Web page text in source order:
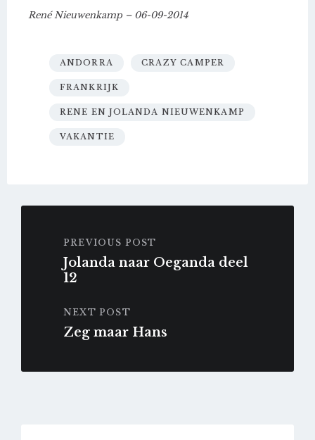
René Nieuwenkamp – 06-09-2014
ANDORRA CRAZY CAMPER
FRANKRIJK
RENE EN JOLANDA NIEUWENKAMP
VAKANTIE
PREVIOUS POST
Jolanda naar Oeganda deel
12
NEXT POST
Zeg maar Hans